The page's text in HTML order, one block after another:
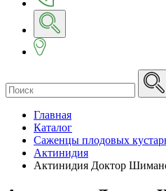
Главная
Каталог
Саженцы плодовых
Актинидия
Актинидия Доктор